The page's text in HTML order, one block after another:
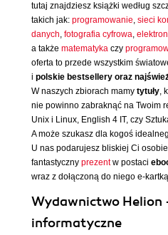
tutaj znajdziesz książki według
takich jak: programowanie, sieci
danych, fotografia cyfrowa,
a także matematyka czy
oferta to przede wszystkim
i polskie bestsellery oraz
W naszych zbiorach mamy tytuły,
nie powinno zabraknąć na Twoim
Unix i Linux, English 4 IT, czy
A może szukasz dla kogoś
U nas podarujesz bliskiej Ci osobie
fantastyczny prezentw postaci
wraz z dołączoną do niego e-
Wydawnictwo Helion
informatyczne